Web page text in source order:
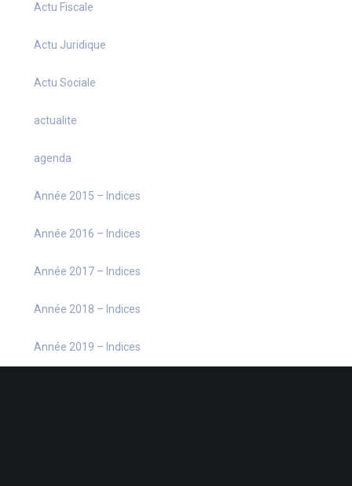
Actu Fiscale
Actu Juridique
Actu Sociale
actualite
agenda
Année 2015 – Indices
Année 2016 – Indices
Année 2017 – Indices
Année 2018 – Indices
Année 2019 – Indices